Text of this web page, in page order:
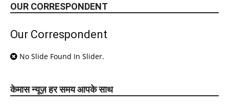
OUR CORRESPONDENT
Our Correspondent
No Slide Found In Slider.
केमास न्यूज़ हर समय आपके साथ